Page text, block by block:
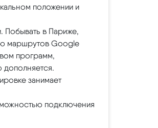
положении и
Побывать в Париже,
маршрутов Google
программ,
дополняется.
занимает
подключения